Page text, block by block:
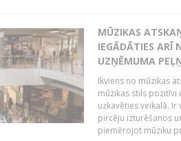
MŪZIKAS
IEGĀDĀTIES ARĪ
UZŅĒMUMA
Ikviens no mūzikas
mūzikas stils pozitīvi
uzkavēties veikalā.
pircēju izturēšanos
piemērojot mūziku